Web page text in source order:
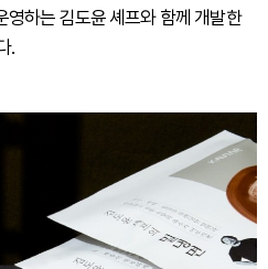
영하는 김도윤 셰프와 함께 개발한
.